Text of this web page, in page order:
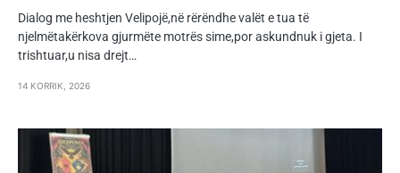
Dialog me heshtjen Velipojë,në rërëndhe valët e tua të
njelmëtakërkova gjurmëte motrës sime,por askundnuk i gjeta. I
trishtuar,u nisa drejt…
14 KORRIK, 2026